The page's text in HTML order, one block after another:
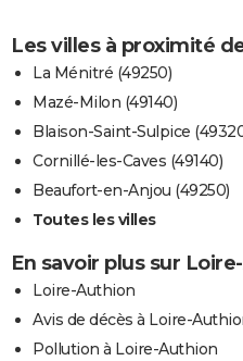
Les villes à proximité
La Ménitré (49250)
Mazé-Milon (49140)
Blaison-Saint-Sulpice
Cornillé-les-Caves (49140)
Beaufort-en-Anjou (49250)
Toutes les villes
En savoir plus sur
Loire-Authion
Avis de décès à Loire-
Pollution à Loire-Authion